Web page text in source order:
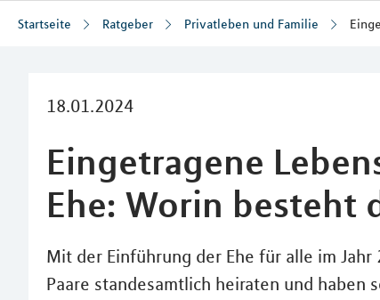
Startseite Ratgeber Privatleben und Familie
18.01.2024
Eingetragene
Ehe: Worin besteht
Mit der Einführung der Ehe für alle im
Paare standesamtlich heiraten und haben